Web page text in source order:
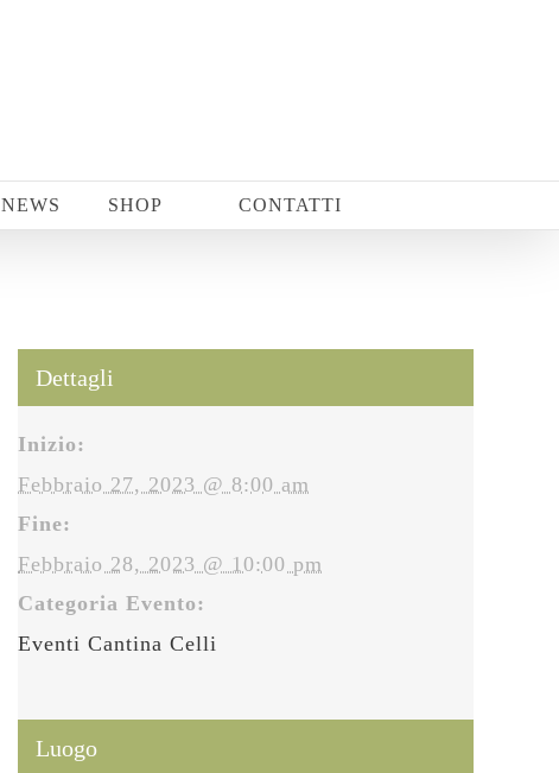
NEWS SHOP CONTATTI
Dettagli
Inizio:
Febbraio 27, 2023 @ 8:00 am
Fine:
Febbraio 28, 2023 @ 10:00 pm
Categoria Evento:
Eventi Cantina Celli
Luogo